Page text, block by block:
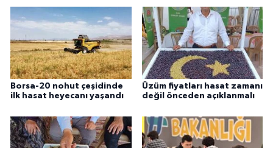
Borsa-20 nohut çeşidinde
ilk hasat heyecanı yaşandı
Üzüm fiyatları hasat zamanı
değil önceden açıklanmalı